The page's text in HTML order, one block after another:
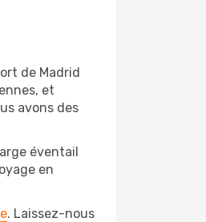
de Madrid
et
avons des
éventail
en
. Laissez-nous